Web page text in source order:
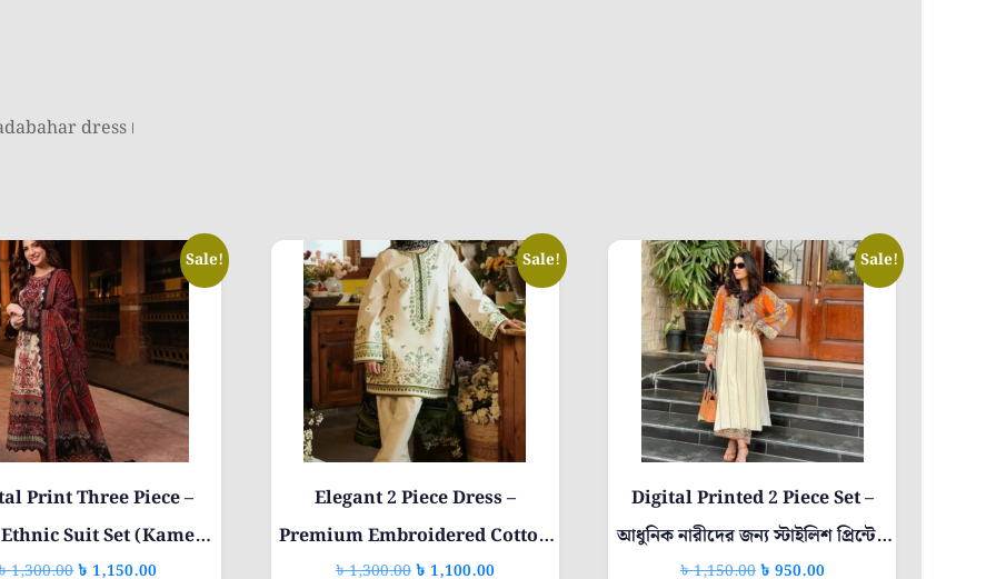
dress।
Sale!
Print Three Piece –
Suit Set (Kameez,
1,300.00Original
৳1,150.00Current
Sale!
Elegant 2 Piece Dress –
Premium Embroidered Cotton
৳1,300.00Original
৳ 1,100.00Current
This
product
multiple
variants.
options
chosen
Sale!
Digital Printed 2 Piece Set –
আধুনিক নারীদের জন্য স্টাইলিশ প্রিন্টেড
৳1,150.00Original
৳ 950.00Current